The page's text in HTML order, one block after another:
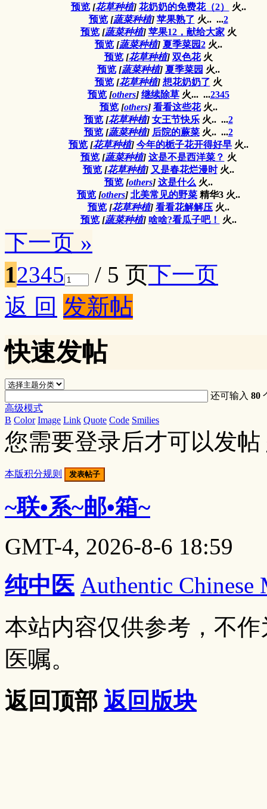
预览 [花草种植] 花奶奶的免费花（2）
火..
预览 [蔬菜种植] 苹果熟了 火.. ...2
预览 [蔬菜种植] 苹果12，献给大家 火
预览 [蔬菜种植] 夏季菜园2 火..
预览 [花草种植] 双色花 火
预览 [蔬菜种植] 夏季菜园 火..
预览 [花草种植] 想花奶奶了 火
预览 [others] 继续除草 火... ...2345
预览 [others] 看看这些花 火..
预览 [花草种植] 女王节快乐 火.. ...2
预览 [蔬菜种植] 后院的蕨菜 火.. ...2
预览 [花草种植] 今年的栀子花开得好早 火..
预览 [蔬菜种植] 这是不是西洋菜？ 火
预览 [花草种植] 又是春花烂漫时 火..
预览 [others] 这是什么 火..
预览 [others] 北美常见的野菜 精华3 火..
预览 [花草种植] 看看花解解压 火..
预览 [蔬菜种植] 啥啥?看瓜子吧！ 火..
下一页 »
12345 / 5 页下一页
返 回 发新帖
快速发帖
还可输入80
高级模式
B Color Image Link Quote Code Smilies
您需要登录后才可以发帖
本版积分规则 发表帖子
~联•系~邮•箱~
GMT-4, 2026-8-6 18:59
纯中医 Authentic
本站内容仅供参考，不
医嘱。
返回顶部 返回版块